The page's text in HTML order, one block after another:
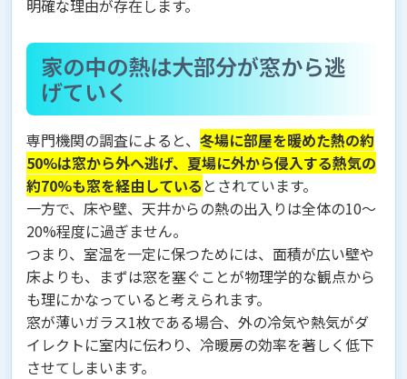
明確な理由が存在します。
家の中の熱は大部分が窓から逃
げていく
専門機関の調査によると、 冬場に部屋を暖めた熱の約
50%は窓から外へ逃げ、夏場に外から侵入する熱気の
約70%も窓を経由している とされています。
一方で、床や壁、天井からの熱の出入りは全体の10〜
20%程度に過ぎません。
つまり、室温を一定に保つためには、面積が広い壁や
床よりも、まずは窓を塞ぐことが物理学的な観点から
も理にかなっていると考えられます。
窓が薄いガラス1枚である場合、外の冷気や熱気がダ
イレクトに室内に伝わり、冷暖房の効率を著しく低下
させてしまいます。